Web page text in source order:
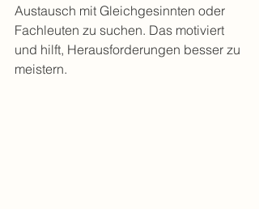
Austausch mit Gleichgesinnten oder
Fachleuten zu suchen. Das motiviert
und hilft, Herausforderungen besser zu
meistern.